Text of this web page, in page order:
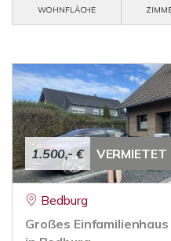
WOHNFLÄCHE
1.500,- € VERMIETET
Bedburg
Großes